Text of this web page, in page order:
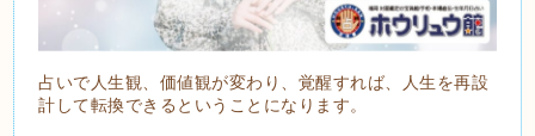
占いで人生観、価値観が変わり、覚醒すれば、人生を再設
計して転換できるということになります。